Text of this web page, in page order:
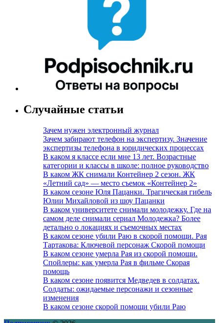
Случайные статьи
Зачем нужен электронный журнал
Зачем забирают телефон на экспертизу. Значение
экспертизы телефона в юридических процессах
В каком я классе если мне 13 лет. Возрастные
категории и классы в школе: полное руководство
В каком ЖК снимали Контейнер 2 сезон. ЖК
«Летний сад» — место съемок «Контейнер 2»
В каком сезоне Юля Пацанки. Трагическая гибель
Юлии Михайловой из шоу Пацанки
В каком университете снимали молодежку. Где на
самом деле снимали сериал Молодежка? Более
детально о локациях и съемочных местах
В каком сезоне убили Раю в скорой помощи. Рая
Тартакова: Ключевой персонаж Скорой помощи
В каком сезоне умерла Рая из скорой помощи.
Спойлеры: как умерла Рая в фильме Скорая
помощь
В каком сезоне появится Медведев в солдатах.
Солдаты: ожидаемые персонажи и сезонные
изменения
В каком сезоне скорой помощи убили Раю